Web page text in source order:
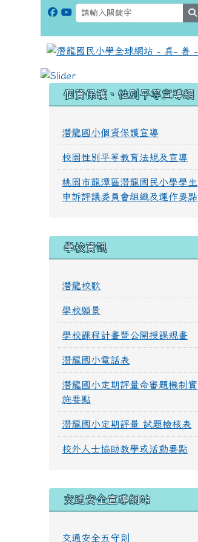
個資保護、性別平等宣導網
潛龍國小個資保護宣導
校園性別平等教育法規及宣導
桃園市龍潭區潛龍國民小學學生
申訴評議委員會組織及運作要點
學校資訊
潛龍校歌
學校願景
學校課程計畫暨公開授課規畫
潛龍國小電話表
潛龍國小定期評量命審題機制實
施要點
潛龍國小定期評量 試題檢核表
校外人士協助教學或活動要點
交通安全宣導網站
交通安全五守則